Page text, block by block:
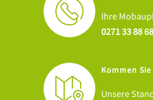
Ihre
0271 33 88
Kommen
Unsere